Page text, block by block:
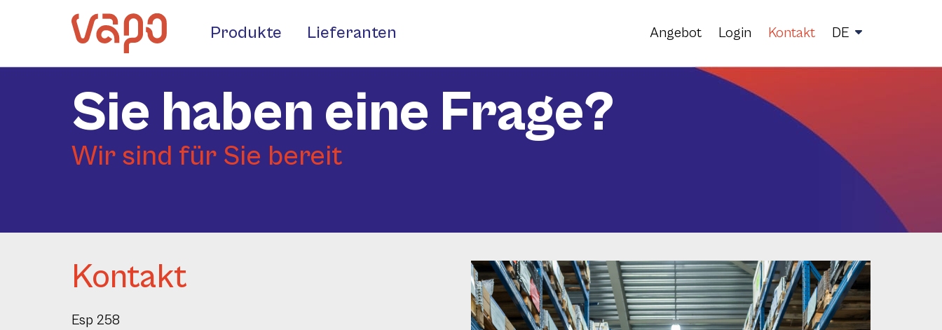
Produkte Lieferanten Angebot Login Kontakt DE
Sie haben eine Frage?
Wir sind für Sie bereit
Kontakt
Esp 258